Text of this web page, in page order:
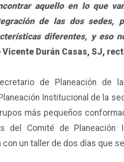
aquello en lo que
de las dos sedes,
diferentes, y eso
Durán Casas, SJ,
de Planeación de
Institucional de la
más pequeños
Comité de Planeación
un taller de dos días que